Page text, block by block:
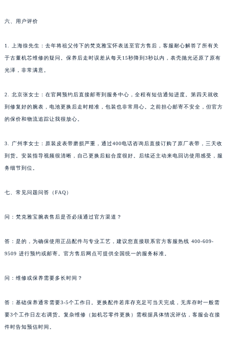
六、用户评价
1. 上海徐先生：去年将祖父传下的梵克雅宝怀表送至官方售后，客服耐心解答了所有关
于古董机芯维修的疑问。保养后走时误差从每天15秒降到3秒以内，表壳抛光还原了原有
光泽，非常满意。
2. 北京张女士：在官网预约后直接邮寄到服务中心，全程有短信通知进度。第四天就收
到修复好的腕表，电池更换后走时精准，包装也非常用心。之前担心邮寄不安全，但官方
的保价和物流追踪让我很放心。
3. 广州李女士：原装皮表带磨损严重，通过400电话咨询后直接订购了原厂表带，三天收
到货。安装指导视频很清晰，自己更换后贴合度很好。后续还主动来电回访使用感受，服
务细节到位。
七、常见问题问答（FAQ）
问：梵克雅宝腕表售后是否必须通过官方渠道？
答：是的，为确保使用正品配件与专业工艺，建议您直接联系官方客服热线 400-609-
9509 进行预约或邮寄。官方售后网点可提供全国统一的服务标准。
问：维修或保养需要多长时间？
答：基础保养通常需要3-5个工作日。更换配件若库存充足可当天完成，无库存时一般需
要3个工作日左右调货。复杂维修（如机芯零件更换）需根据具体情况评估，客服会在接
件时告知预估时间。